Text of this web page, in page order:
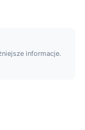
informacje.